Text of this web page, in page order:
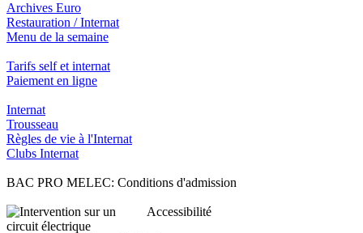
Archives Euro
Restauration / Internat
Menu de la semaine
Tarifs self et internat
Paiement en ligne
Internat
Trousseau
Règles de vie à l'Internat
Clubs Internat
BAC PRO MELEC: Conditions d'admission
Accessibilité